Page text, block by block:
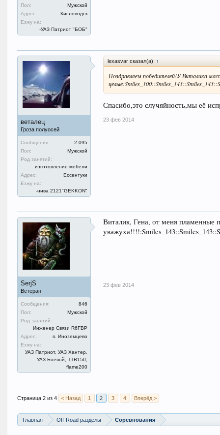
Пол:
Мужской
Адрес:
Кисловодск
Езжу на:
-УАЗ Патриот "БОБ"
веталец
Гроза полуосей
Сообщения:
2.095
Пол:
Мужской
Род занятий:
изготовление мебели
Адрес:
Ессентуки
Езжу на:
-нива 2121"GEKKON"
lexasvar сказал(а): ↑
Поздравляем победителей!У Виталика
Спасибо,это случяйность,мы её
23 фев 2014
SerjS
Ветеран
Сообщения:
846
Пол:
Мужской
Род занятий:
Инженер Связи R6FBP
Адрес:
п. Иноземцево
Езжу на:
УАЗ Патриот, УАЗ Хантер,
УАЗ Боевой, TTR150,
flame200
Виталик, Гена, от меня
23 фев 2014
Страница 2 из 4 < Назад 1 2 3 4 Вперёд >
Главная Off-Road разделы Соревнования